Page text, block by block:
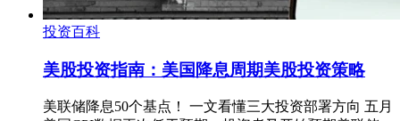
投资百科
美股投资指南：美国降息周期美股投资策略
美联储降息50个基点！ 一文看懂三大投资部署方向 五月